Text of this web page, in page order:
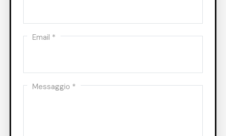
Email *
Messaggio *